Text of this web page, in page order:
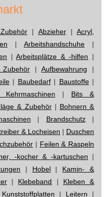
| Abzieher| Acryl,
| Arbeitshandschuhe |
|Arbeitsplätze & -hilfen |
| Aufbewahrung |
| Baubedarf| Baustoffe|
| Bits &
& Zubehör| Bohnern &
| Brandschutz|
& Locheisen | Duschen
| Feilen & Raspeln
-kocher & -kartuschen |
| Hobel| Kamin- &
| Klebeband | Kleben &
Kunststoffplatten | Leitern |